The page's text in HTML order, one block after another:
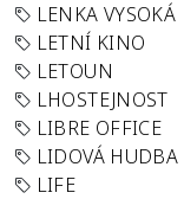
LENKA VYSOKÁ
LETNÍ KINO
LETOUN
LHOSTEJNOST
LIBRE OFFICE
LIDOVÁ HUDBA
LIFE